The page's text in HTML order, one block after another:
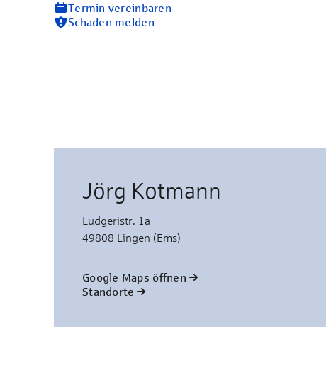
Termin vereinbaren
Schaden melden
Jörg Kotmann
Ludgeristr. 1a
49808 Lingen (Ems)
Google Maps öffnen
Standorte